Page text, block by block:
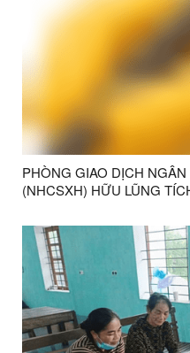
PHÒNG GIAO DỊCH
(NHCSXH) HỮU LŨNG
2026.